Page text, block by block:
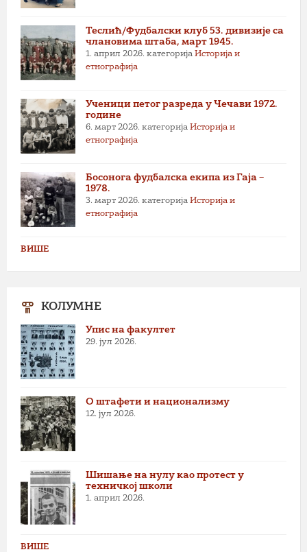
Теслић/Фудбалски клуб 53. дивизије са
члановима штаба, март 1945.
1. април 2026. категорија Историја и
етнографија
Ученици петог разреда у Чечави 1972.
године
6. март 2026. категорија Историја и
етнографија
Босонога фудбалска екипа из Гаја –
1978.
3. март 2026. категорија Историја и
етнографија
ВИШЕ
КОЛУМНЕ
Упис на факултет
29. јул 2026.
О штафети и национализму
12. јул 2026.
Шишање на нулу као протест у
техничкој школи
1. април 2026.
ВИШЕ